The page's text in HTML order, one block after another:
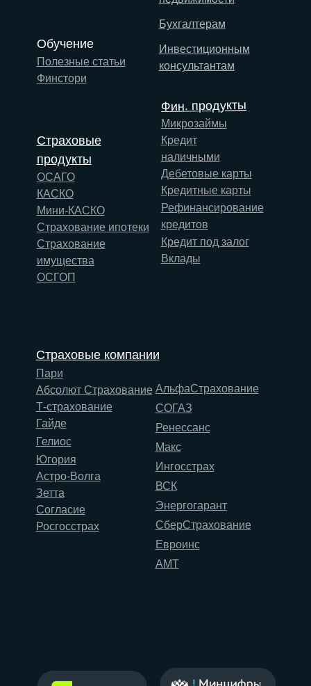
Инвестиционным
консультантам
Бухгалтерам
Обучение
Полезные статьи
Финстори
АльфаСтрахование
СОГАЗ
Ренессанс
Макс
Ингосстрах
ВСК
Энергогарант
СберСтрахование
Евроинс
АМТ
Страховые компании
Пари
Абсолют Страхование
Т-страхование
Гайде
Гелиос
Югория
Астро-Волга
Зетта
Согласие
Росгосстрах
Фин. продукты
Микрозаймы
Кредит
наличными
Дебетовые карты
Кредитные карты
Рефинансирование
кредитов
Кредит под залог
Вклады
Страховые
продукты
ОСАГО
КАСКО
Мини-КАСКО
Страхование ипотеки
Страхование
имущества
ОСГОП